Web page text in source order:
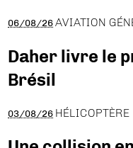
06/08/26 AVIATION
Daher livre le
Brésil
03/08/26 HÉLICOPTÈRE